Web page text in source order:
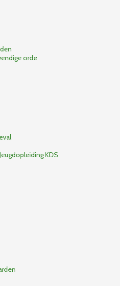
orde
KDS